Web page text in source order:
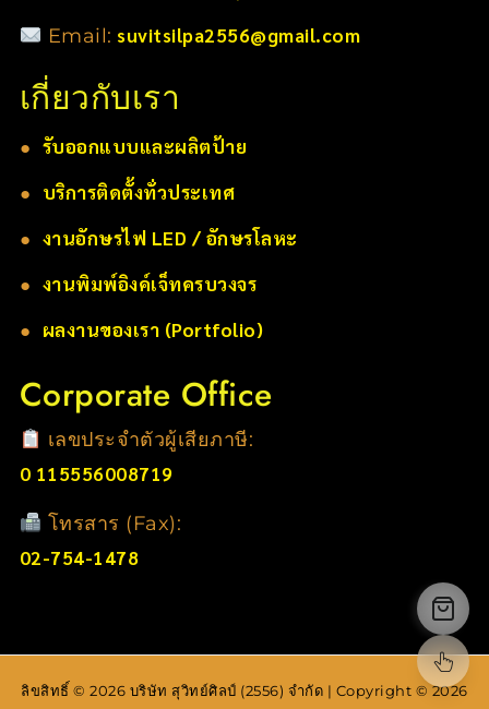
Email: suvitsilpa2556@gmail.com
เกี่ยวกับเรา
● รับออกแบบและผลิตป้าย
● บริการติดตั้งทั่วประเทศ
● งานอักษรไฟ LED / อักษรโลหะ
● งานพิมพ์อิงค์เจ็ทครบวงจร
● ผลงานของเรา (Portfolio)
Corporate Office
เลขประจำตัวผู้เสียภาษี:
0 115556008719
โทรสาร (Fax):
02-754-1478
ลิขสิทธิ์ © 2026 บริษัท สุวิทย์ศิลป์ (2556) จำกัด | Copyright © 2026